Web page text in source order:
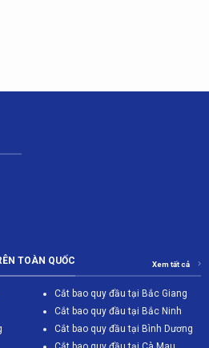
TOÀN QUỐC
Xem tất cả
Cắt bao quy đầu tại Bắc Giang
Cắt bao quy đầu tại Bắc Ninh
Cắt bao quy đầu tại Bình Dương